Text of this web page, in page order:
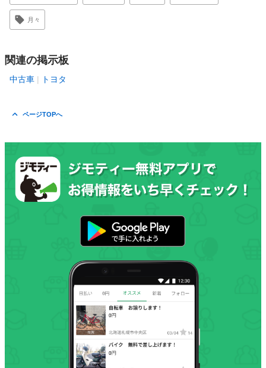
月々
関連の掲示板
中古車 トヨタ
ページTOPへ